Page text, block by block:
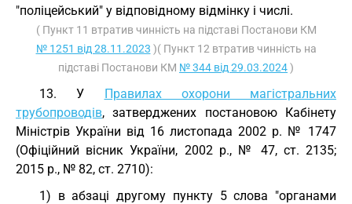
"поліцейський" у відповідному відмінку і числі.
( Пункт 11 втратив чинність на підставі Постанови КМ
№ 1251 від 28.11.2023 )( Пункт 12 втратив чинність на
підставі Постанови КМ № 344 від 29.03.2024)
13. У Правилах охорони магістральних
трубопроводів, затверджених постановою Кабінету
Міністрів України від 16 листопада 2002 р. № 1747
(Офіційний вісник України, 2002 р., № 47, ст. 2135;
2015 р., № 82, ст. 2710):
1) в абзаці другому пункту 5 слова "органами